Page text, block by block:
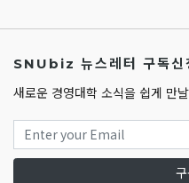
SNUbiz 뉴스레터 구독신
새로운 경영대학 소식을 쉽게 만